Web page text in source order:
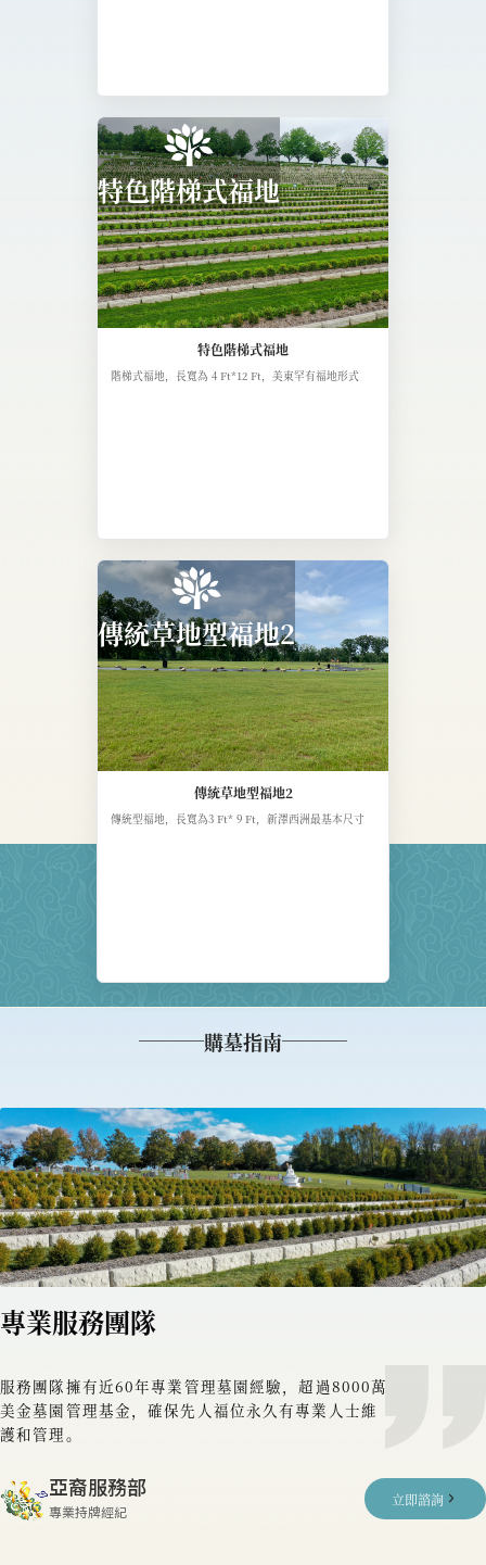
特色階梯式福地
特色階梯式福地
階梯式福地，長寬為 4 Ft*12 Ft，美東罕有福地形式
傳統草地型福地2
傳統草地型福地2
傳統型福地，長寬為3 Ft* 9 Ft，新澤西洲最基本尺寸
購墓指南
專業服務團隊
服務團隊擁有近60年專業管理墓園經驗，超過8000萬
美金墓園管理基金，確保先人福位永久有專業人士維
護和管理。
亞裔服務部
專業持牌經紀
立即諮詢